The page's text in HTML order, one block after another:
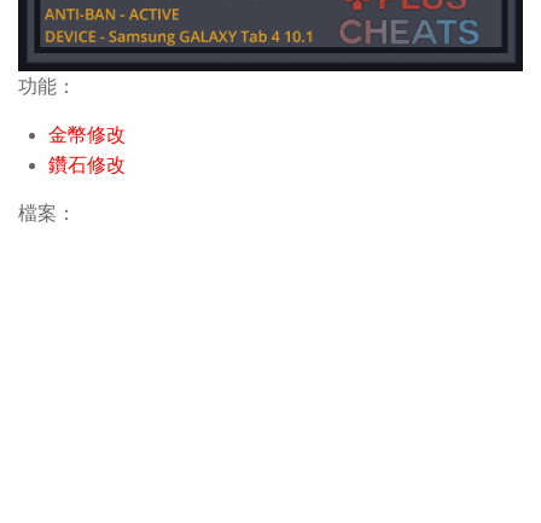
功能：
金幣修改
鑽石修改
檔案：